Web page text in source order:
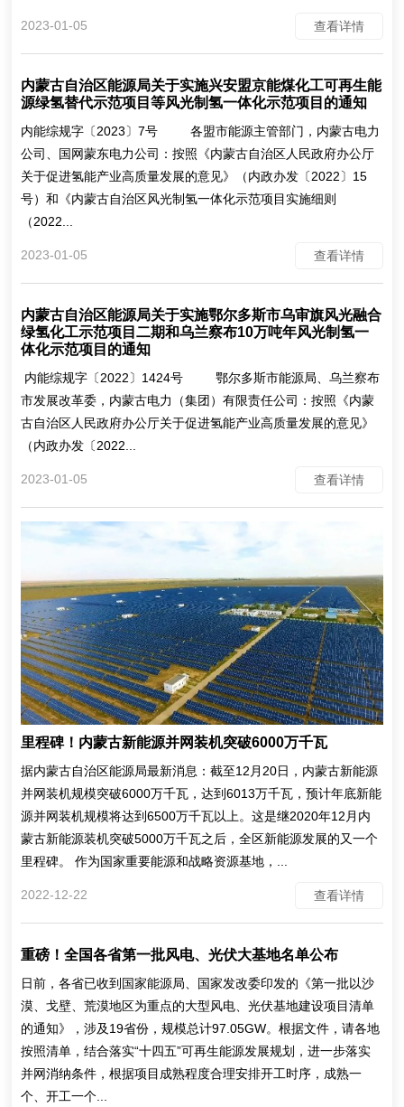
2023-01-05 查看详情
内蒙古自治区能源局关于实施兴安盟京能煤化工可再生能
源绿氢替代示范项目等风光制氢一体化示范项目的通知
内能综规字〔2023〕7号 各盟市能源主管部门，内蒙古电力
公司、国网蒙东电力公司：按照《内蒙古自治区人民政府办公厅
关于促进氢能产业高质量发展的意见》（内政办发〔2022〕15
号）和《内蒙古自治区风光制氢一体化示范项目实施细则
（2022...
2023-01-05 查看详情
内蒙古自治区能源局关于实施鄂尔多斯市乌审旗风光融合
绿氢化工示范项目二期和乌兰察布10万吨年风光制氢一
体化示范项目的通知
内能综规字〔2022〕1424号 鄂尔多斯市能源局、乌兰察布
市发展改革委，内蒙古电力（集团）有限责任公司：按照《内蒙
古自治区人民政府办公厅关于促进氢能产业高质量发展的意见》
（内政办发〔2022...
2023-01-05 查看详情
里程碑！内蒙古新能源并网装机突破6000万千瓦
据内蒙古自治区能源局最新消息：截至12月20日，内蒙古新能源
并网装机规模突破6000万千瓦，达到6013万千瓦，预计年底新能
源并网装机规模将达到6500万千瓦以上。这是继2020年12月内
蒙古新能源装机突破5000万千瓦之后，全区新能源发展的又一个
里程碑。 作为国家重要能源和战略资源基地，...
2022-12-22 查看详情
重磅！全国各省第一批风电、光伏大基地名单公布
日前，各省已收到国家能源局、国家发改委印发的《第一批以沙
漠、戈壁、荒漠地区为重点的大型风电、光伏基地建设项目清单
的通知》，涉及19省份，规模总计97.05GW。根据文件，请各地
按照清单，结合落实“十四五”可再生能源发展规划，进一步落实
并网消纳条件，根据项目成熟程度合理安排开工时序，成熟一
个、开工一个...